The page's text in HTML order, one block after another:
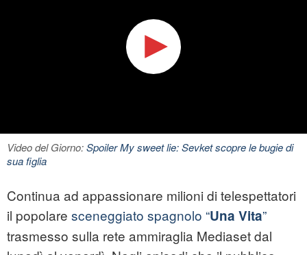
Video del Giorno:Spoiler My sweet lie: Sevket scopre le bugie di
sua figlia
Continua ad appassionare milioni di telespettatori
il popolare sceneggiato spagnolo “Una Vita”
trasmesso sulla rete ammiraglia Mediaset dal